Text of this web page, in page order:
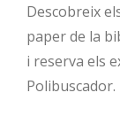
Descobreix
paper de la
i reserva els
Polibuscador.